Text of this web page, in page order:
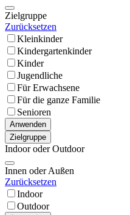
Zielgruppe
Zurücksetzen
Kleinkinder
Kindergartenkinder
Kinder
Jugendliche
Für Erwachsene
Für die ganze Familie
Senioren
Anwenden
Zielgruppe
Indoor oder Outdoor
Innen oder Außen
Zurücksetzen
Indoor
Outdoor